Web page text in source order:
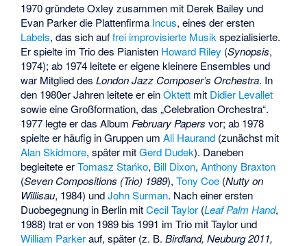
1970 gründete Oxley zusammen mit Derek Bailey und
Evan Parker die Plattenfirma Incus, eines der ersten
Labels, das sich auffrei improvisierte Musikspezialisierte.
Er spielte im Trio des Pianisten Howard Riley (Synopsis,
1974); ab 1974 leitete er eigene kleinere Ensembles und
war Mitglied desLondon Jazz Composer’s Orchestra. In
den 1980er Jahren leitete er einOktett mit Didier Levallet
sowie eine Großformation, das „Celebration Orchestra“.
1977 legte er das AlbumFebruary Papers vor; ab 1978
spielte er häufig in Gruppen umAli Haurand (zunächst mit
Alan Skidmore, später mitGerd Dudek). Daneben
begleitete erTomasz Stańko, Bill Dixon,Anthony Braxton
(Seven Compositions (Trio) 1989),Tony Coe (Nutty on
Willisau, 1984) undJohn Surman. Nach einer ersten
Duobegegnung in Berlin mitCecil Taylor (Leaf Palm Hand,
1988) trat er von 1989 bis 1991 im Trio mit Taylor und
William Parkerauf, später (z. B.Birdland, Neuburg 2011,